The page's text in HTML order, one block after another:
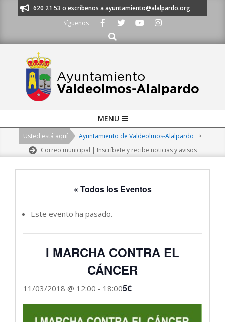
al 91 620 21 53 o escríbenos a ayuntamiento@alalpardo.org
Síguenos
Buscar
Navigation
MENU
Usted está aquí Ayuntamiento de Valdeolmos-Alalpardo
>
Correo municipal | Inscríbete y recibe noticias y avisos
« Todos los Eventos
Este evento ha pasado.
I MARCHA CONTRA EL
CÁNCER
11/03/2018 @ 12:00 - 18:005€